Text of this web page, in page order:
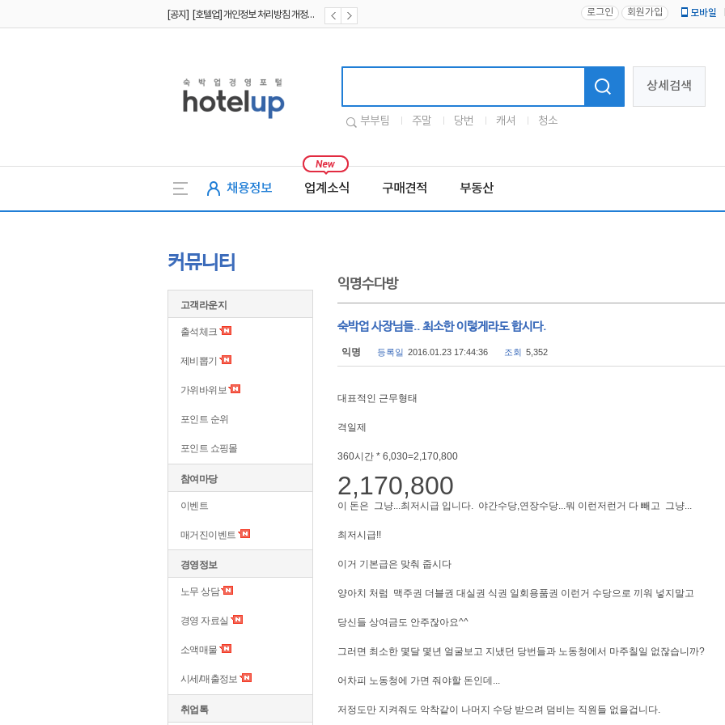
[공지] [호텔업] 개인정보 처리방침 개정본1 (19.09.02) 로그인 회원가입 모바일
상세검색
부부팀 주말 당번 캐셔 청소
채용정보 업계소식 구매견적 부동산
커뮤니티
고객라운지
출석체크
제비뽑기
가위바위보
포인트 순위
포인트 쇼핑몰
참여마당
이벤트
매거진이벤트
경영정보
노무 상담
경영 자료실
소액매물
시세/매출정보
취업톡
익명수다방
숙박업 사장님들.. 최소한 이렇게라도 합시다.
익명 등록일 2016.01.23 17:44:36 조회 5,352
대표적인 근무형태
격일제
360시간 * 6,030=2,170,800
2,170,800
​이 돈은 그냥...최저시급 입니다. 야간수당,연장수당...뭐 이런저런거 다 빼고 그냥...
최저시급!!
이거 기본급은 맞춰 줍시다
양아치 처럼 맥주권 더블권 대실권 식권 일회용품권 이런거 수당으로 끼워 넣지말고
당신들 상여금도 안주잖아요^^
그러면 최소한 몇달 몇년 얼굴보고 지냈던 당번들과 노동청에서 마주칠일 없잖습니까?
어차피 노동청에 가면 줘야할 돈인데...
저정도만 지켜줘도 악착같이 나머지 수당 받으려 덤비는 직원들 없을겁니다.